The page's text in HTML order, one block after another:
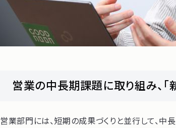
営業の中長期課題に取り組み、「
営業部門には、短期の成果づくりと並行して、